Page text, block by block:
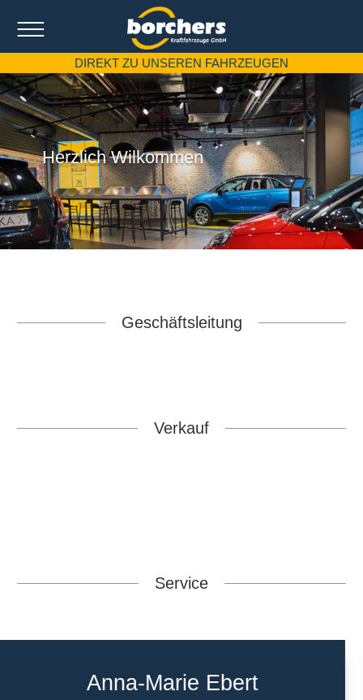
DIREKT ZU UNSEREN FAHRZEUGEN
Herzlich Wilkommen
Geschäftsleitung
Verkauf
Service
Anna-Marie Ebert